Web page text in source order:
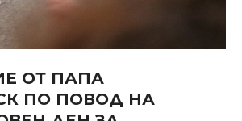
ОТ ПАПА
ПО ПОВОД НА